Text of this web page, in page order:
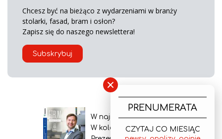
Chcesz być na bieżąco z wydarzeniami w branży
stolarki, fasad, bram i osłon?
Zapisz się do naszego newslettera!
Subskrybuj
W najnowszym wydaniu
W kolejnym numerze
×
PRENUMERATA
CZYTAJ CO MIESIĄC